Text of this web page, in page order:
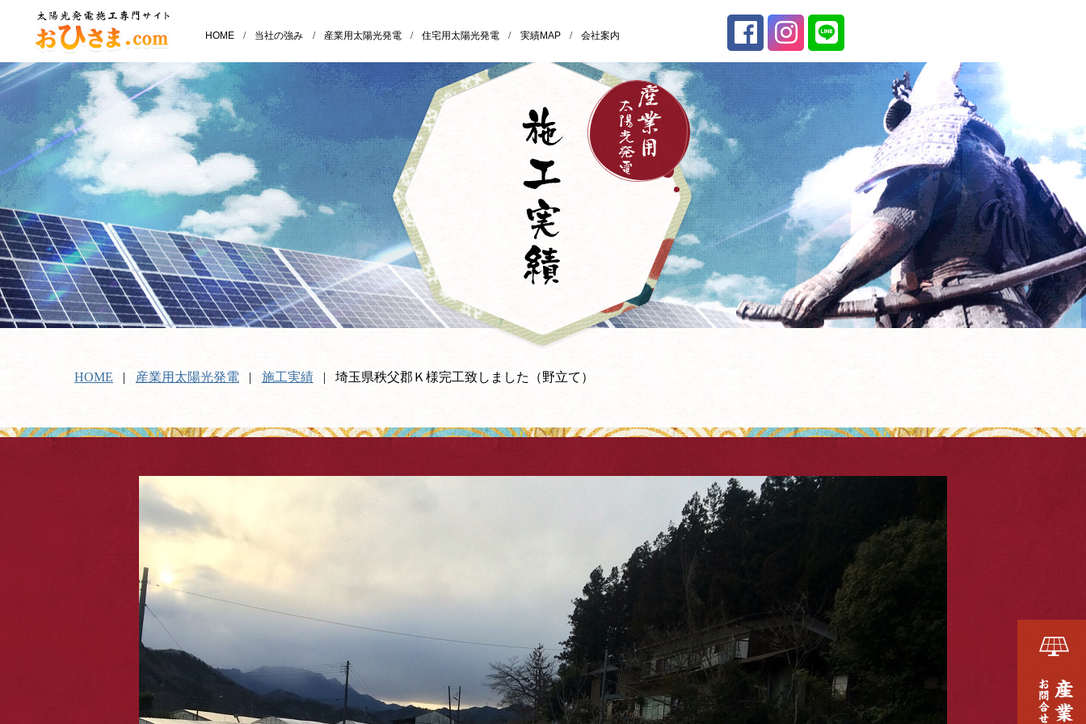
HOME / 当社の強み / 産業用太陽光発電 / 住宅用太陽光発電 / 実績MAP / 会社案内
HOME 産業用太陽光発電 施工実績 埼玉県秩父郡Ｋ様完工致しました（野立て）